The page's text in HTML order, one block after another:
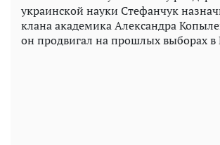
украинской науки Стефанчук
клана академика Александра
он продвигал на прошлых выборах